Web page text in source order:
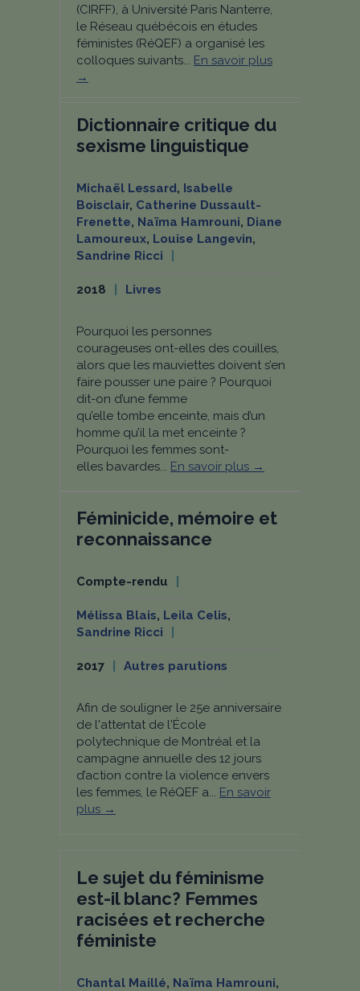
(CIRFF), à Université Paris Nanterre,
le Réseau québécois en études
féministes (RéQEF) a organisé les
colloques suivants... En savoir plus
→
Dictionnaire critique du
sexisme linguistique
Michaël Lessard, Isabelle
Boisclair, Catherine Dussault-
Frenette, Naïma Hamrouni, Diane
Lamoureux, Louise Langevin,
Sandrine Ricci
2018 Livres
Pourquoi les personnes
courageuses ont-elles des couilles,
alors que les mauviettes doivent s’en
faire pousser une paire ? Pourquoi
dit-on d’une femme
qu’elle tombe enceinte, mais d’un
homme qu’il la met enceinte ?
Pourquoi les femmes sont-
elles bavardes... En savoir plus →
Féminicide, mémoire et
reconnaissance
Compte-rendu
Mélissa Blais, Leila Celis,
Sandrine Ricci
2017 Autres parutions
Afin de souligner le 25e anniversaire
de l'attentat de l'École
polytechnique de Montréal et la
campagne annuelle des 12 jours
d’action contre la violence envers
les femmes, le RéQEF a... En savoir
plus →
Le sujet du féminisme
est-il blanc? Femmes
racisées et recherche
féministe
Chantal Maillé, Naïma Hamrouni,